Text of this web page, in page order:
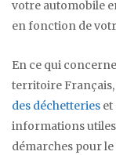
votre automobile
en fonction de
En ce qui
territoire Français,
des déchetteries et
informations
démarches pour